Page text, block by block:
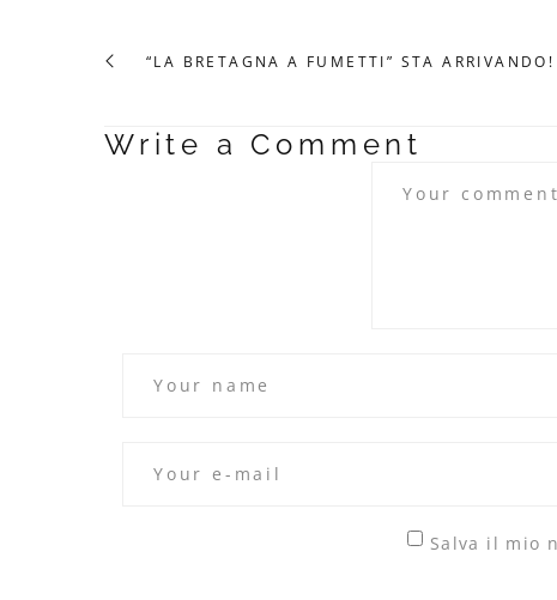
“LA BRETAGNA A FUMETTI” STA ARRIVANDO!
Write a Comment
Salva il mio